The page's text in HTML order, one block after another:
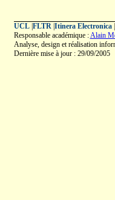
UCL| FLTR| Itinera Electronica|
Responsable académique :Alain
Analyse, design et réalisation
Dernière mise à jour : 29/09/2005